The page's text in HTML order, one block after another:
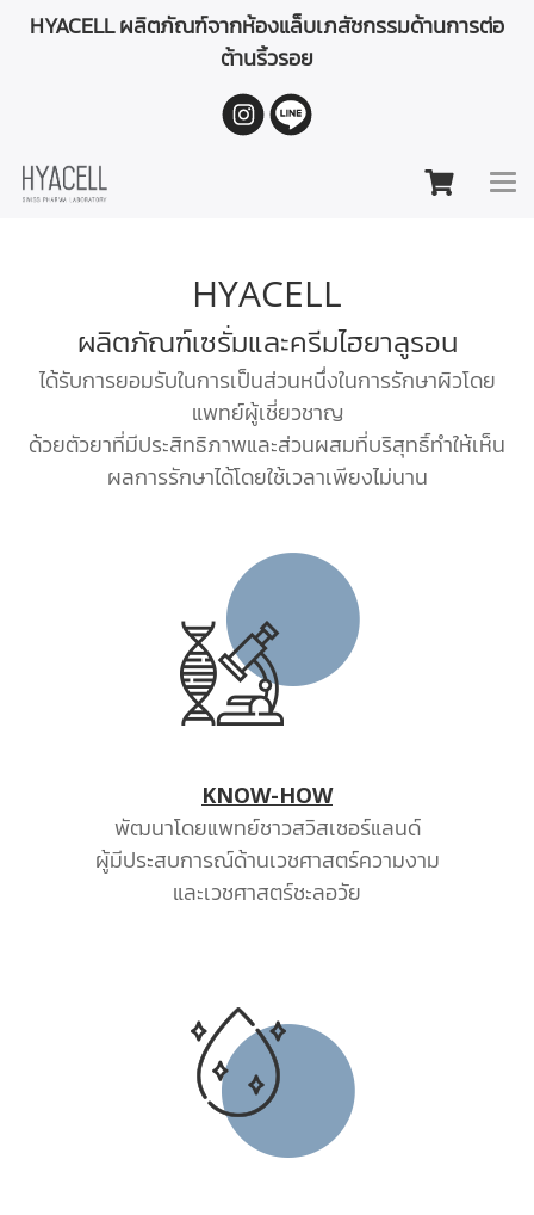
HYACELL ผลิตภัณฑ์จากห้องแล็บเภสัชกรรมด้านการต่อ
ต้านริ้วรอย
HYACELL
ผลิตภัณฑ์เซรั่มและครีมไฮยาลูรอน
ได้รับการยอมรับในการเป็นส่วนหนึ่งในการรักษาผิวโดย
แพทย์ผู้เชี่ยวชาญ
ด้วยตัวยาที่มีประสิทธิภาพและส่วนผสมที่บริสุทธิ์ทำให้เห็น
ผลการรักษาได้โดยใช้เวลาเพียงไม่นาน
KNOW-HOW
พัฒนาโดยแพทย์ชาวสวิสเซอร์แลนด์
ผู้มีประสบการณ์ด้านเวชศาสตร์ความงาม
และเวชศาสตร์ชะลอวัย